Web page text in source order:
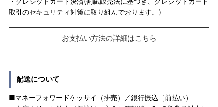
取引のセキュリティ対策に取り組んでおります。)
お支払い方法の詳細はこちら
配送について
■マネーフォワードケッサイ（掛売）／銀行振込（前払い）